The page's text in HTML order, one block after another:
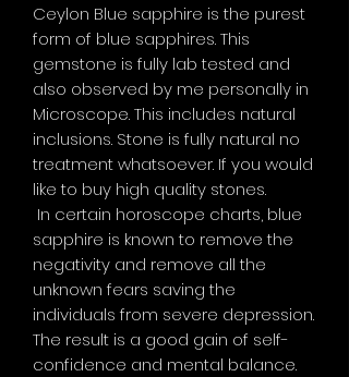
Ceylon Blue sapphire is the purest
form of blue sapphires. This
gemstone is fully lab tested and
also observed by me personally in
Microscope. This includes natural
inclusions. Stone is fully natural no
treatment whatsoever. If you would
like to buy high quality stones.
In certain horoscope charts, blue
sapphire is known to remove the
negativity and remove all the
unknown fears saving the
individuals from severe depression.
The result is a good gain of self-
confidence and mental balance.